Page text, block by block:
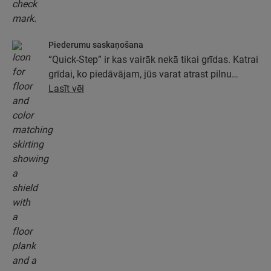
Piederumu saskaņošana
“Quick-Step” ir kas vairāk nekā tikai grīdas. Katrai
grīdai, ko piedāvājam, jūs varat atrast pilnu
piederumu kolekciju, tostarp pamatus, apdares
Lasīt vēl